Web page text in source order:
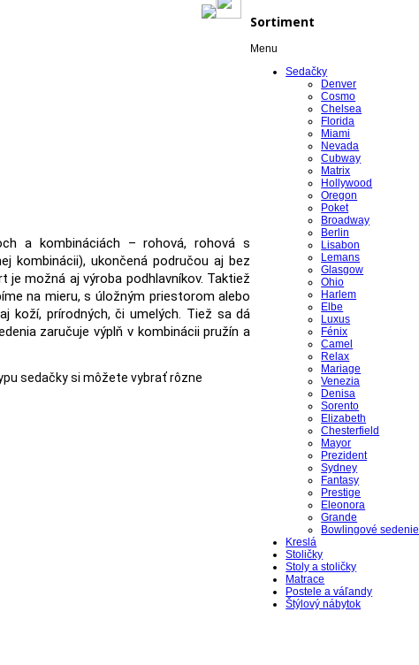
a kombináciách – rohová, rohová s
kombinácii), ukončená područou aj bez
možná aj výroba podhlavníkov. Taktiež
na mieru, s úložným priestorom alebo
koží, prírodných, či umelých. Tiež sa dá
zaručuje výplň v kombinácii pružín a
sedačky si môžete vybrať rôzne
Sortiment
Menu
Sedačky
Denver
Cosmo
Chelsea
Florida
Miami
Nevada
Cubway
Matrix
Hollywood
Oregon
Poket
Broadway
Berlin
Lisabon
Lemans
Glasgow
Ohio
Harlem
Elbe
Luxus
Fénix
Camel
Relax
Mariage
Venezia
Denisa
Sorento
Elizabeth
Chesterfield
Mayor
Prezident
Sydney
Fantasy
Prestige
Eleonora
Grande
Bowlingové sedenie
Kreslá
Stoličky
Stoly a stoličky
Matrace
Postele a váľandy
Štýlový nábytok